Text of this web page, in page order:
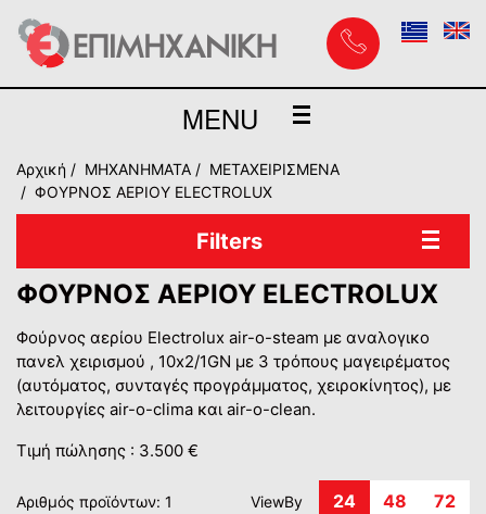
MENU
Αρχική MHXANHMATA
ΜΕΤΑΧΕΙΡΙΣΜΕΝΑ
ΦΟΥΡΝΟΣ ΑΕΡΙΟΥ ELECTROLUX
Filters
ΦΟΥΡΝΟΣ ΑΕΡΙΟΥ ELECTROLUX
Φούρνος αερίου Electrolux air-o-steam με αναλογικο
πανελ χειρισμού , 10x2/1GN με 3 τρόπους μαγειρέματος
(αυτόματος, συνταγές προγράμματος, χειροκίνητος), με
λειτουργίες air-o-clima και air-o-clean.
Τιμή πώλησης : 3.500 €
Αριθμός προϊόντων: 1 ViewBy 24 48 72